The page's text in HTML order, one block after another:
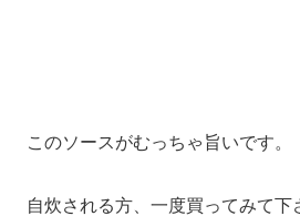
このソースがむっちゃ旨いです。
自炊される方、一度買ってみて下